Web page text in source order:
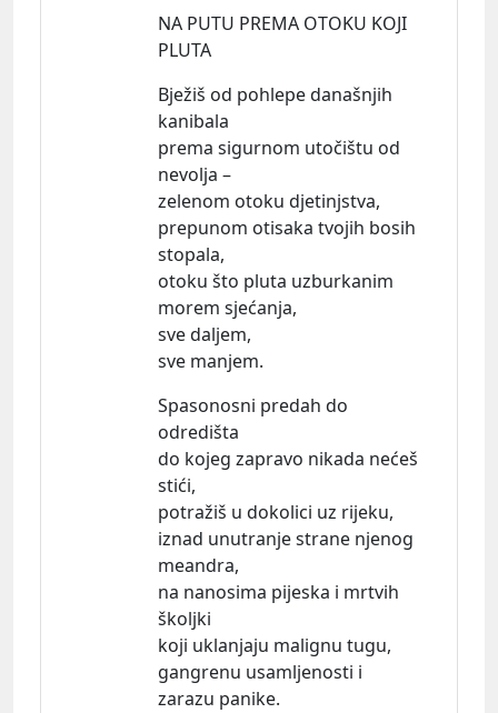
NA PUTU PREMA OTOKU KOJI
PLUTA
Bježiš od pohlepe današnjih
kanibala
prema sigurnom utočištu od
nevolja –
zelenom otoku djetinjstva,
prepunom otisaka tvojih bosih
stopala,
otoku što pluta uzburkanim
morem sjećanja,
sve daljem,
sve manjem.
Spasonosni predah do
odredišta
do kojeg zapravo nikada nećeš
stići,
potražiš u dokolici uz rijeku,
iznad unutranje strane njenog
meandra,
na nanosima pijeska i mrtvih
školjki
koji uklanjaju malignu tugu,
gangrenu usamljenosti i
zarazu panike.